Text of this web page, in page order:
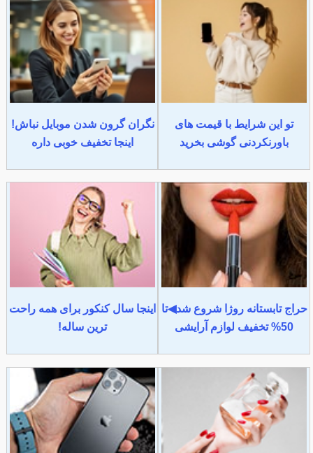
تو این شرایط با قیمت های
باورنکردنی گوشی بخرید
نگران گرون شدن موبایل نباش!
اینجا تخفیف خوبی داره
حراج تابستانه روژا شروع شد◀تا
50% تخفیف لوازم آرایشی
اینجا سال کنکور برای همه راحت
ترین ساله!